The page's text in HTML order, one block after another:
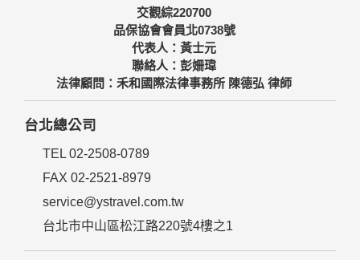
交觀綜220700
品保協會會員北0738號
代表人：黃士元
聯絡人：彭姍瑋
法律顧問：禾和國際法律事務所 陳德弘 律師
台北總公司
TEL 02-2508-0789
FAX 02-2521-8979
service@ystravel.com.tw
台北市中山區松江路220號4樓之1